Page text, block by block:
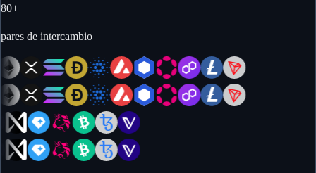
80+
pares de intercambio